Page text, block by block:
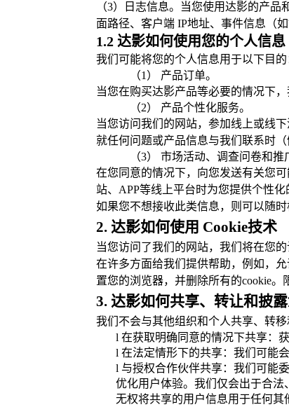
（3）日志信息。当您使用达影的产
面路径、客户端 IP地址、事件信息（
1.2 达影如何使用您的个人信息
我们可能将您的个人信息用于以下目的
（1） 产品订单。
当您在购买达影产品等必要的情况下
（2） 产品个性化服务。
当您访问我们的网站，参加线上或线
就任何问题或产品信息与我们联系时
（3） 市场活动、调查问卷和推
在您同意的情况下，向您发送有关您
站、APP等线上平台时为您提供个性
如果您不想接收此类信息，则可以随
2. 达影如何使用 Cookie技术
当您访问了我们的网站，我们将在您
在许多方面给我们提供帮助，例如，
置您的浏览器，并删除所有的cookie。
3. 达影如何共享、转让和披
我们不会与其他组织和个人共享、转
l 在获取明确同意的情况下共享：
l 在法定情形下的共享：我们可能
l 与授权合作伙伴共享：我们可能
优化用户体验。我们仅会出于合
无权将共享的用户信息用于任何其